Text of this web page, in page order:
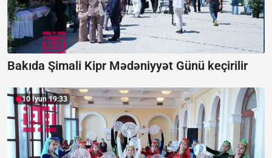
Bakıda Şimali Kipr Mədəniyyət Günü keçirilir
10 İyun 19:33